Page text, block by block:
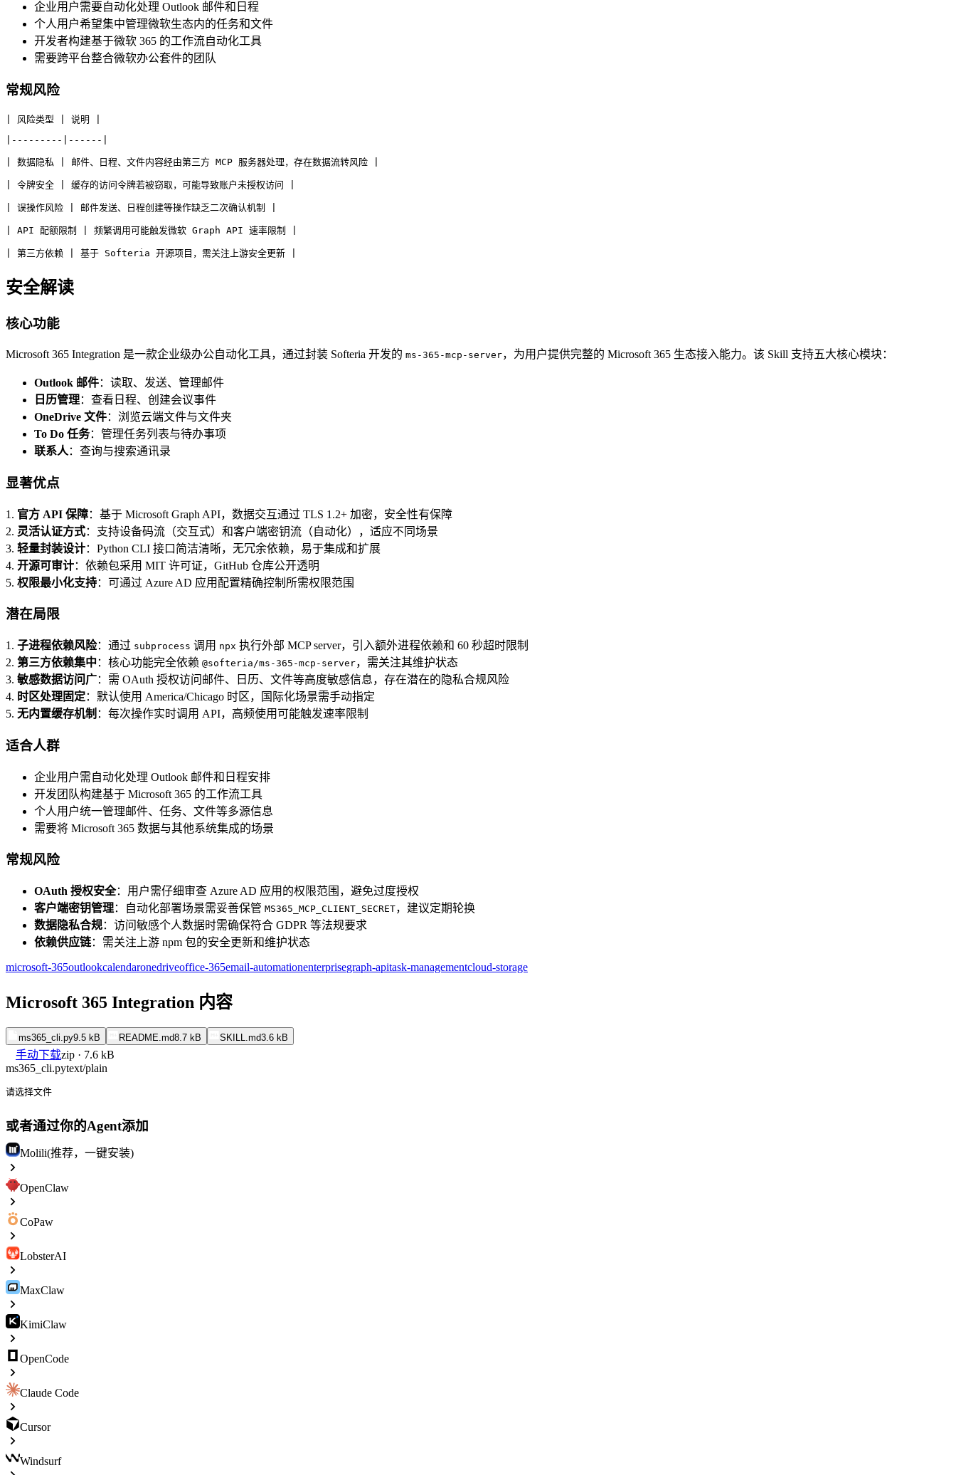
企业用户需要自动化处理 Outlook 邮件和日程
个人用户希望集中管理微软生态内的任务和文件
开发者构建基于微软 365 的工作流自动化工具
需要跨平台整合微软办公套件的团队
常规风险
| 风险类型 | 说明 |
|---------|------|
| 数据隐私 | 邮件、日程、文件内容经由第三方 MCP 服务器处理，存在数据流转风险 |
| 令牌安全 | 缓存的访问令牌若被窃取，可能导致账户未授权访问 |
| 误操作风险 | 邮件发送、日程创建等操作缺乏二次确认机制 |
| API 配额限制 | 频繁调用可能触发微软 Graph API 速率限制 |
| 第三方依赖 | 基于 Softeria 开源项目，需关注上游安全更新 |
安全解读
核心功能
Microsoft 365 Integration 是一款企业级办公自动化工具，通过封装 Softeria 开发的 ms-365-mcp-server，为用户提供完整的 Microsoft 365 生态接入能力。该 Skill 支持五大核心模块：
Outlook 邮件：读取、发送、管理邮件
日历管理：查看日程、创建会议事件
OneDrive 文件：浏览云端文件与文件夹
To Do 任务：管理任务列表与待办事项
联系人 ：查询与搜索通讯录
显著优点
1. 官方 API 保障：基于 Microsoft Graph API，数据交互通过 TLS 1.2+ 加密，安全性有保障
2. 灵活认证方式：支持设备码流（交互式）和客户端密钥流（自动化），适应不同场景
3. 轻量封装设计：Python CLI 接口简洁清晰，无冗余依赖，易于集成和扩展
4. 开源可审计：依赖包采用 MIT 许可证，GitHub 仓库公开透明
5. 权限最小化支持：可通过 Azure AD 应用配置精确控制所需权限范围
潜在局限
1. 子进程依赖风险：通过 subprocess 调用 npx 执行外部 MCP server，引入额外进程依赖和 60 秒超时限制
2. 第三方依赖集中 ：核心功能完全依赖 @softeria/ms-365-mcp-server，需关注其维护状态
3. 敏感数据访问广：需 OAuth 授权访问邮件、日历、文件等高度敏感信息，存在潜在的隐私合规风险
4. 时区处理固定：默认使用 America/Chicago 时区，国际化场景需手动指定
5. 无内置缓存机制 ：每次操作实时调用 API，高频使用可能触发速率限制
适合人群
企业用户需自动化处理 Outlook 邮件和日程安排
开发团队构建基于 Microsoft 365 的工作流工具
个人用户统一管理邮件、任务、文件等多源信息
需要将 Microsoft 365 数据与其他系统集成的场景
常规风险
OAuth 授权安全：用户需仔细审查 Azure AD 应用的权限范围，避免过度授权
客户端密钥管理：自动化部署场景需妥善保管 MS365_MCP_CLIENT_SECRET，建议定期轮换
数据隐私合规：访问敏感个人数据时需确保符合 GDPR 等法规要求
依赖供应链：需关注上游 npm 包的安全更新和维护状态
microsoft-365outlookcalendaronedriveoffice-365email-automationenterprisegraph-apitask-managementcloud-storage
Microsoft 365 Integration 内容
ms365_cli.py9.5 kB README.md8.7 kB SKILL.md3.6 kB
手动下载zip · 7.6 kB
ms365_cli.pytext/plain
请选择文件
或者通过你的Agent添加
Molili(推荐，一键安装)
OpenClaw
CoPaw
LobsterAI
MaxClaw
KimiClaw
OpenCode
Claude Code
Cursor
Windsurf